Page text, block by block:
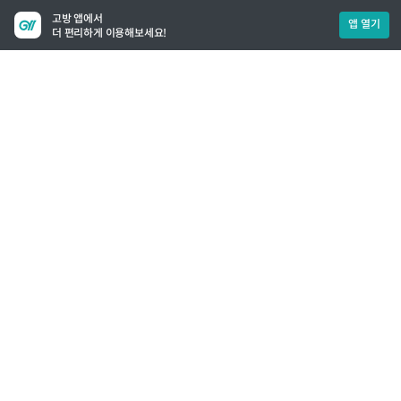
고방 앱에서
더 편리하게 이용해보세요!
앱 열기